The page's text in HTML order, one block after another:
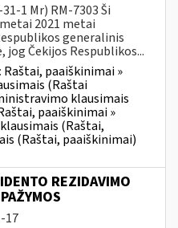
1 Mr) RM-7303 Ši
2021 metai
generalinis
Čekijos Respublikos...
Raštai, paaiškinimai »
(Raštai
klausimais
paaiškinimai »
(Raštai,
(Raštai, paaiškinimai)
REZIDAVIMO
17